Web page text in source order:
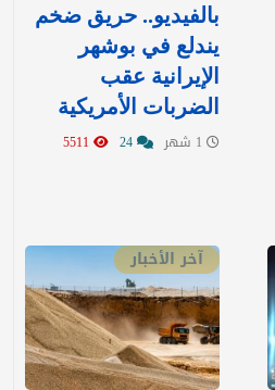
بالفيديو.. حريق ضخم
يندلع في بوشهر
الإيرانية عقب
الضربات الأمريكية
آخر الأخبار